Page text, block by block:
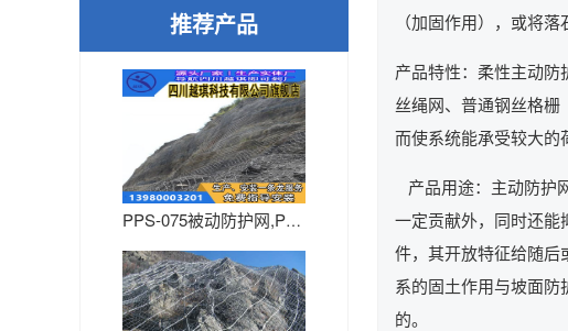
推荐产品
PPS-075被动防护网,PP...
（加固作用），或将
产品特性：柔性主动
丝绳网、普通钢丝格
而使系统能承受较大的
产品用途：主动防护
一定贡献外，同时还能
件，其开放特征给随后
系的固土作用与坡面
的。